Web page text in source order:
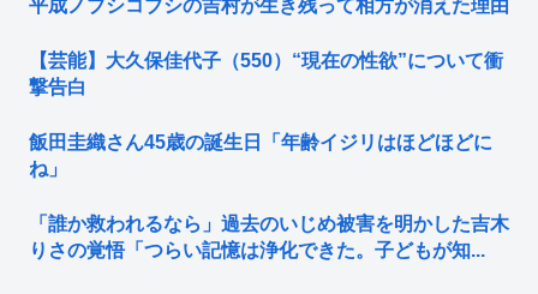
平成ノブシコブシの吉村が生き残って相方が消えた理由
【芸能】大久保佳代子（550）“現在の性欲”について衝
撃告白
飯田圭織さん45歳の誕生日「年齢イジリはほどほどに
ね」
「誰か救われるなら」過去のいじめ被害を明かした吉木
りさの覚悟「つらい記憶は浄化できた。子どもが知...